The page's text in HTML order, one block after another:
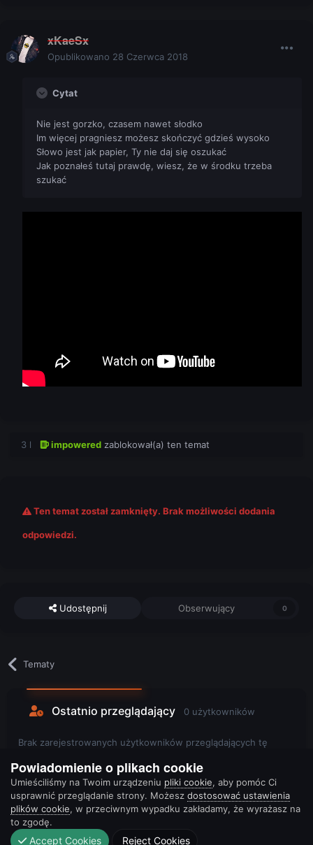
xKaeSx
Opublikowano 28 Czerwca 2018
Cytat
Nie jest gorzko, czasem nawet słodko
Im więcej pragniesz możesz skończyć gdzieś wysoko
Słowo jest jak papier, Ty nie daj się oszukać
Jak poznałeś tutaj prawdę, wiesz, że w środku trzeba
szukać
3 l impowered zablokował(a) ten temat
Ten temat został zamknięty. Brak możliwości dodania
odpowiedzi.
Udostępnij Obserwujący 0
Tematy
Ostatnio przeglądający 0 użytkowników
Brak zarejestrowanych użytkowników przeglądających tę
Powiadomienie o plikach cookie
Umieściliśmy na Twoim urządzeniu pliki cookie, aby pomóc Ci
usprawnić przeglądanie strony. Możesz dostosować ustawienia
plików cookie, w przeciwnym wypadku zakładamy, że wyrażasz na
to zgodę.
Accept Cookies Reject Cookies